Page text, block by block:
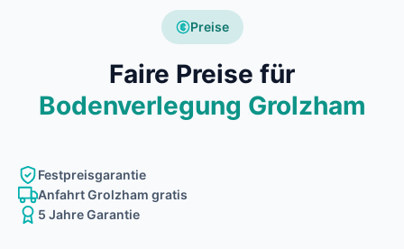
Preise
Faire Preise für
Bodenverlegung Grolzham
Festpreisgarantie
Anfahrt Grolzham gratis
5 Jahre Garantie